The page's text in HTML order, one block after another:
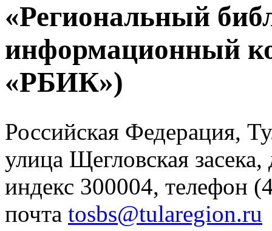
«Региональный
информационный
«РБИК»)
Российская Федерация,
улица Щегловская
индекс 300004, телефон
почта tosbs@tularegion.ru